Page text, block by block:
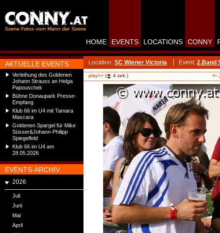
AKTUELLE EVENTS
Verleihung des Goldenen
Johann Strauss an Helga
Papouschek
Bühne Donaupark Presse-
Empfang
Klub 66 im U4 mit Tamara
Mascara
Goldenen Spargel für Mike
Süsser&Johann-Philipp
Spiegelfeld
Klub 66 im U4 am
28.05.2026
EVENTS-ARCHIV
2026
Juli
Juni
Mai
April
HOME EVENTS LOCATIONS CONNY
Location: SC Wiener Victoria Event: 2.Band
play>> ( 4 sek.) <-